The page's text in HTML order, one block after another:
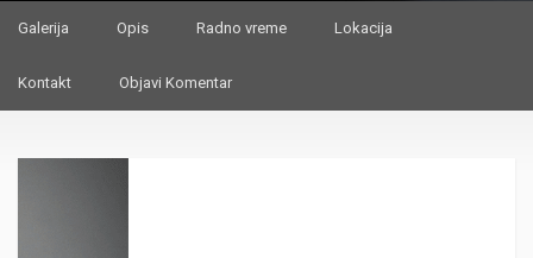
Galerija Opis Radno vreme Lokacija
Kontakt Objavi Komentar